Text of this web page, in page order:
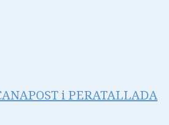
i PERATALLADA